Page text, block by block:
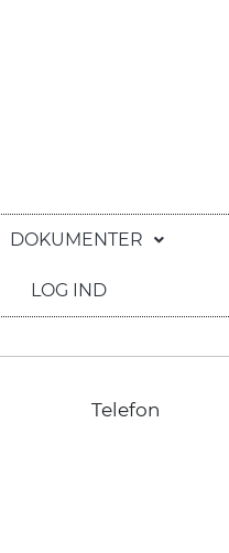
DOKUMENTER
LOG IND
Telefon